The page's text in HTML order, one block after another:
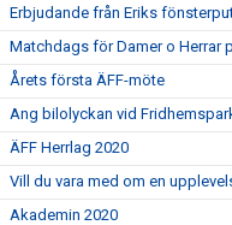
Erbjudande från Eriks
Matchdags för Damer o Herrar
Årets första ÄFF-möte
Ang bilolyckan vid
ÄFF Herrlag 2020
Vill du vara med om en
Akademin 2020